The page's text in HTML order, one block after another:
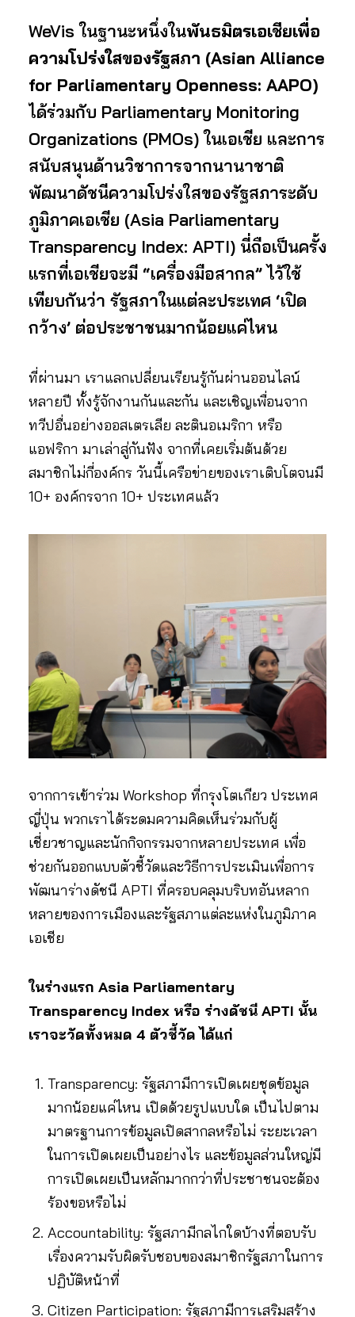
WeVis ในฐานะหนึ่งในพันธมิตรเอเชียเพื่อ
ความโปร่งใสของรัฐสภา (Asian Alliance
for Parliamentary Openness: AAPO)
ได้ร่วมกับ Parliamentary Monitoring
Organizations (PMOs) ในเอเชีย และการ
สนับสนุนด้านวิชาการจากนานาชาติ
พัฒนาดัชนีความโปร่งใสของรัฐสภาระดับ
ภูมิภาคเอเชีย (Asia Parliamentary
Transparency Index: APTI) นี่ถือเป็นครั้ง
แรกที่เอเชียจะมี “เครื่องมือสากล” ไว้ใช้
เทียบกันว่า รัฐสภาในแต่ละประเทศ ‘เปิด
กว้าง’ ต่อประชาชนมากน้อยแค่ไหน
ที่ผ่านมา เราแลกเปลี่ยนเรียนรู้กันผ่านออนไลน์
หลายปี ทั้งรู้จักงานกันและกัน และเชิญเพื่อนจาก
ทวีปอื่นอย่างออสเตรเลีย ละตินอเมริกา หรือ
แอฟริกา มาเล่าสู่กันฟัง จากที่เคยเริ่มต้นด้วย
สมาชิกไม่กี่องค์กร วันนี้เครือข่ายของเราเติบโตจนมี
10+ องค์กรจาก 10+ ประเทศแล้ว
จากการเข้าร่วม Workshop ที่กรุงโตเกียว ประเทศ
ญี่ปุ่น พวกเราได้ระดมความคิดเห็นร่วมกับผู้
เชี่ยวชาญและนักกิจกรรมจากหลายประเทศ เพื่อ
ช่วยกันออกแบบตัวชี้วัดและวิธีการประเมินเพื่อการ
พัฒนาร่างดัชนี APTI ที่ครอบคลุมบริบทอันหลาก
หลายของการเมืองและรัฐสภาแต่ละแห่งในภูมิภาค
เอเชีย
ในร่างแรก Asia Parliamentary
Transparency Index หรือ ร่างดัชนี APTI นั้น
เราจะวัดทั้งหมด 4 ตัวชี้วัด ได้แก่
Transparency: รัฐสภามีการเปิดเผยชุดข้อมูล
มากน้อยแค่ไหน เปิดด้วยรูปแบบใด เป็นไปตาม
มาตรฐานการข้อมูลเปิดสากลหรือไม่ ระยะเวลา
ในการเปิดเผยเป็นอย่างไร และข้อมูลส่วนใหญ่มี
การเปิดเผยเป็นหลักมากกว่าที่ประชาชนจะต้อง
ร้องขอหรือไม่
Accountability: รัฐสภามีกลไกใดบ้างที่ตอบรับ
เรื่องความรับผิดรับชอบของสมาชิกรัฐสภาในการ
ปฏิบัติหน้าที่
Citizen Participation: รัฐสภามีการเสริมสร้าง